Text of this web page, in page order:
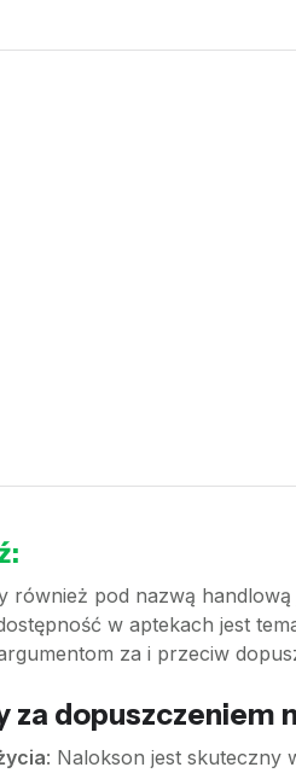
również pod nazwą
w aptekach jest
za i przeciw
za dopuszczeniem
: Nalokson jest skuteczny